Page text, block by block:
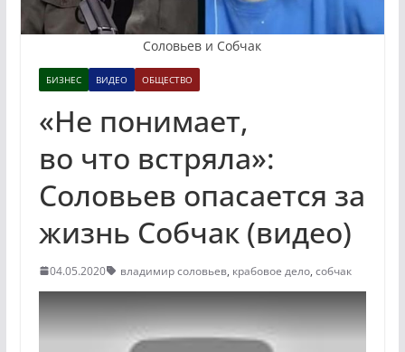
Соловьев и Собчак
БИЗНЕС ВИДЕО ОБЩЕСТВО
«Не понимает,
во что встряла»:
Соловьев опасается за
жизнь Собчак (видео)
04.05.2020 владимир соловьев, крабовое дело, собчак